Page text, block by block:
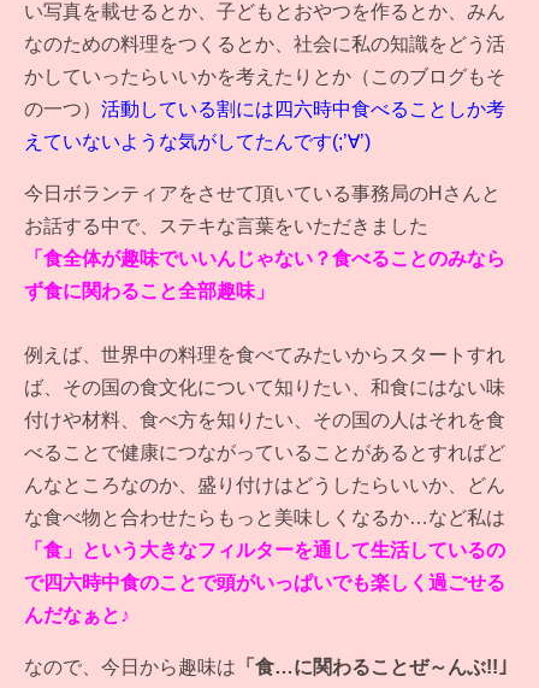
い写真を載せるとか、子どもとおやつを作るとか、みん
なのための料理をつくるとか、社会に私の知識をどう活
かしていったらいいかを考えたりとか（このブログもそ
の一つ） 活動している割には四六時中食べることしか考
えていないような気がしてたんです(;’∀’)
今日ボランティアをさせて頂いている事務局のHさんと
お話する中で、ステキな言葉をいただきました
「食全体が趣味でいいんじゃない？食べることのみなら
ず食に関わること全部趣味」
例えば、世界中の料理を食べてみたいからスタートすれ
ば、その国の食文化について知りたい、和食にはない味
付けや材料、食べ方を知りたい、その国の人はそれを食
べることで健康につながっていることがあるとすればど
んなところなのか、盛り付けはどうしたらいいか、どん
な食べ物と合わせたらもっと美味しくなるか…など私は
「食」という大きなフィルターを通して生活しているの
で四六時中食のことで頭がいっぱいでも楽しく過ごせる
んだなぁと♪
なので、今日から趣味は 「食…に関わることぜ～んぶ!!｣